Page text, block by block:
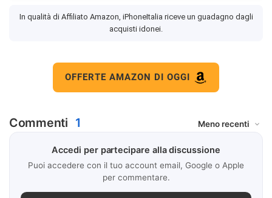
In qualità di Affiliato Amazon, iPhoneItalia riceve un guadagno dagli
acquisti idonei.
OFFERTE AMAZON DI OGGI
Commenti 1
Accedi per partecipare alla discussione
Puoi accedere con il tuo account email, Google o Apple
per commentare.